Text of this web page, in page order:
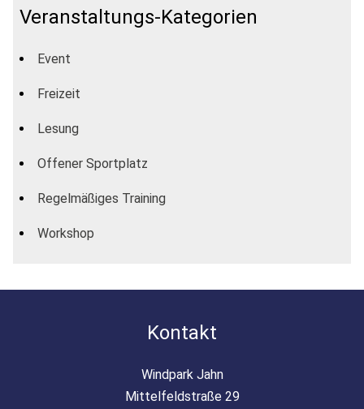
Veranstaltungs-Kategorien
Event
Freizeit
Lesung
Offener Sportplatz
Regelmäßiges Training
Workshop
Kontakt
Windpark Jahn
Mittelfeldstraße 29